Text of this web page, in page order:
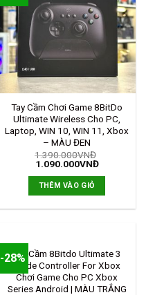
Tay Cầm Chơi Game 8BitDo
Ultimate Wireless Cho PC,
Laptop, WIN 10, WIN 11, Xbox
– MÀU ĐEN
1.390.000VNĐ
1.090.000VNĐ
THÊM VÀO GIỎ
-28%Tay Cầm 8Bitdo Ultimate 3
Mode Controller For Xbox
Chơi Game Cho PC Xbox
Series Android | MÀU TRẮNG